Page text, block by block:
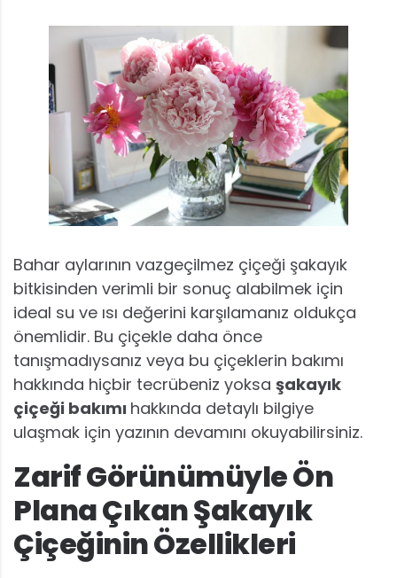
Bahar aylarının vazgeçilmez çiçeği şakayık
bitkisinden verimli bir sonuç alabilmek için
ideal su ve ısı değerini karşılamanız oldukça
önemlidir. Bu çiçekle daha önce
tanışmadıysanız veya bu çiçeklerin bakımı
hakkında hiçbir tecrübeniz yoksa şakayık
çiçeği bakımı hakkında detaylı bilgiye
ulaşmak için yazının devamını okuyabilirsiniz.
Zarif Görünümüyle Ön
Plana Çıkan Şakayık
Çiçeğinin Özellikleri